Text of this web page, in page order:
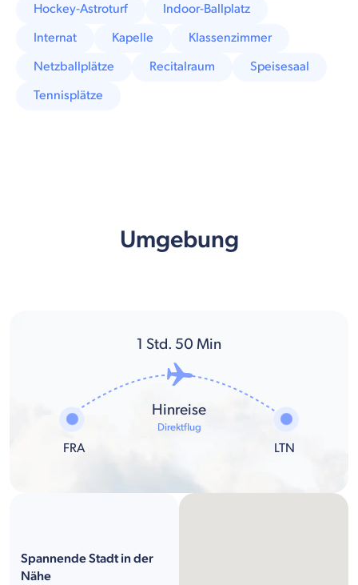
Hockey-Astroturf
Indoor-Ballplatz
Internat
Kapelle
Klassenzimmer
Netzballplätze
Recitalraum
Speisesaal
Tennisplätze
Umgebung
1 Std. 50 Min
FRA
Hinreise
Direktflug
LTN
Spannende Stadt in der
Nähe